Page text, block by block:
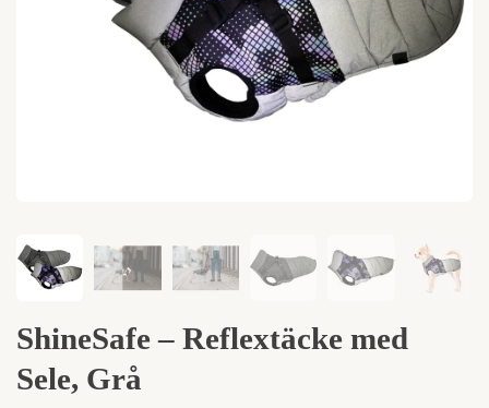
ShineSafe – Reflextäcke med
Sele, Grå